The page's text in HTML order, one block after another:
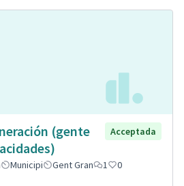
(gente
Acceptada
Municipi Gent Gran 1 0